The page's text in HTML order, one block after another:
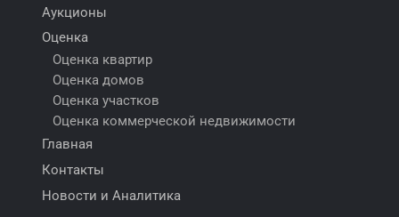
Аукционы
Оценка
Оценка квартир
Оценка домов
Оценка участков
Оценка коммерческой недвижимости
Главная
Контакты
Новости и Аналитика